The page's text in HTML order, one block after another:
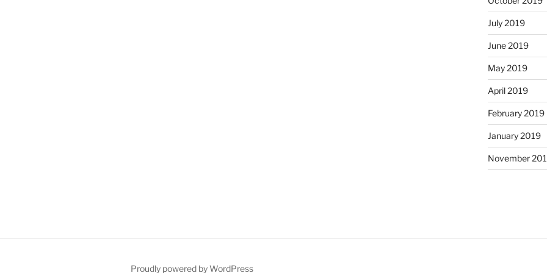
July 2019
June 2019
May 2019
April 2019
February 2019
January 2019
November
Proudly powered by WordPress